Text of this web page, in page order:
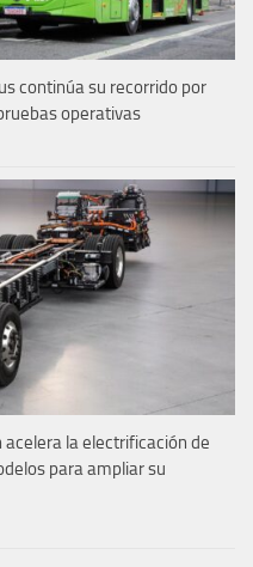
continúa su recorrido por
operativas
la electrificación de
para ampliar su